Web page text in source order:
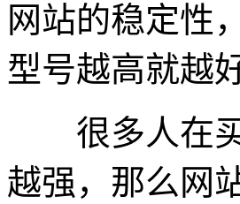
网站的稳定性
型号越高就越
很多人在买
越强，那么网